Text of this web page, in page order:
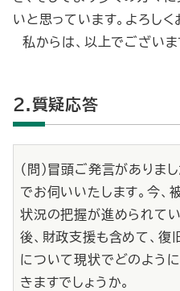
いと思っています。よろしく
私からは、以上でございま
2.質疑応答
（問）冒頭ご発言がありま
でお伺いいたします。今
状況の把握が進められて
後、財政支援も含めて、
について現状でどのよう
きますでしょうか。